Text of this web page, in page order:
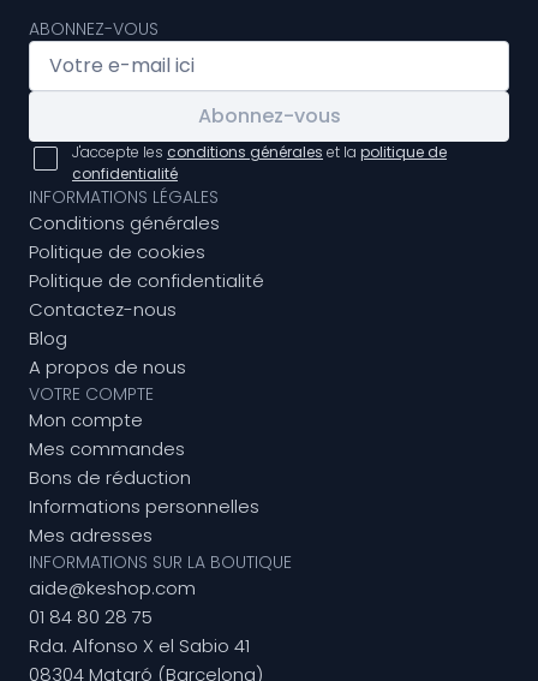
ABONNEZ-VOUS
Abonnez-vous
J'accepte les conditions générales et la politique de
confidentialité
INFORMATIONS LÉGALES
Conditions générales
Politique de cookies
Politique de confidentialité
Contactez-nous
Blog
A propos de nous
VOTRE COMPTE
Mon compte
Mes commandes
Bons de réduction
Informations personnelles
Mes adresses
INFORMATIONS SUR LA BOUTIQUE
aide@keshop.com
01 84 80 28 75
Rda. Alfonso X el Sabio 41
08304 Mataró (Barcelona)